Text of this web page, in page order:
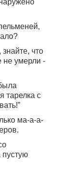
что
не умерли -
тарелка с
ма-а-а-
пустую